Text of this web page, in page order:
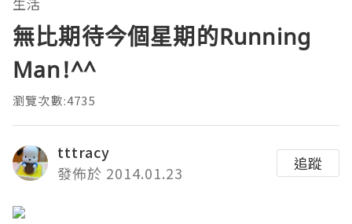
無比期待今個星期的Running
Man!^^
瀏覽次數:4735
tttracy
發佈於 2014.01.23
追蹤